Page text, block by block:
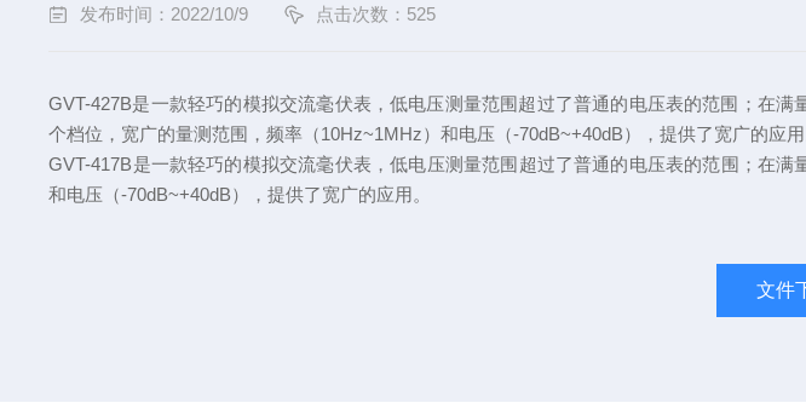
发布时间：2022/10/9 点击次数：525
GVT-427B是一款轻巧的模拟交流毫伏表，低电压测量范围超过了普通的电压表的范围；在
个档位，宽广的量测范围，频率（10Hz~1MHz）和电压（-70dB~+40dB），提供了宽广的应用
GVT-417B是一款轻巧的模拟交流毫伏表，低电压测量范围超过了普通的电压表的范围；在
和电压（-70dB~+40dB），提供了宽广的应用。
文件